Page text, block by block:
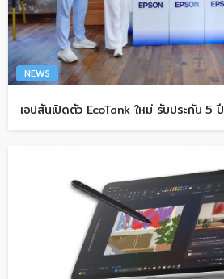
NEWS
เอปสันเปิดตัว EcoTank ใหม่ รับประกัน 5 ปี